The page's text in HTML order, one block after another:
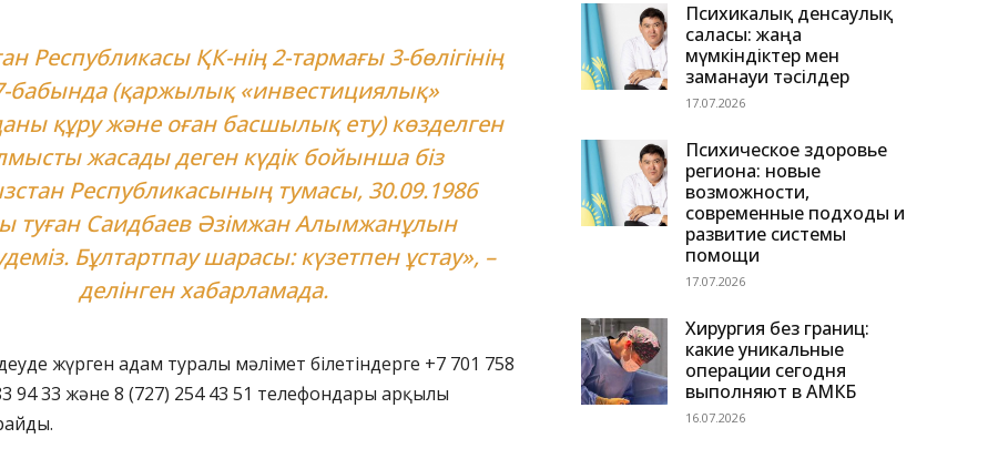
Республикасы ҚК-нің 2-тармағы 3-бөлігінің
бабында (қаржылық «инвестициялық»
құру және оған басшылық ету) көзделген
жасады деген күдік бойынша біз
Республикасының тумасы, 30.09.1986
туған Саидбаев Әзімжан Алымжанұлын
Бұлтартпау шарасы: күзетпен ұстау», –
делінген хабарламада.
жүрген адам туралы мәлімет білетіндерге +7 701 758
94 33 және 8 (727) 254 43 51 телефондары арқылы
Психикалық денсаулық
саласы: жаңа
мүмкіндіктер мен
заманауи тәсілдер
17.07.2026
Психическое здоровье
региона: новые
возможности,
современные подходы и
развитие системы
помощи
17.07.2026
Хирургия без границ:
какие уникальные
операции сегодня
выполняют в АМКБ
16.07.2026